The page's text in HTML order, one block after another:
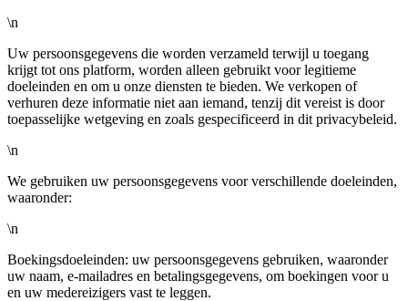
\n
Uw persoonsgegevens die worden verzameld terwijl u toegang
krijgt tot ons platform, worden alleen gebruikt voor legitieme
doeleinden en om u onze diensten te bieden. We verkopen of
verhuren deze informatie niet aan iemand, tenzij dit vereist is door
toepasselijke wetgeving en zoals gespecificeerd in dit privacybeleid.
\n
We gebruiken uw persoonsgegevens voor verschillende doeleinden,
waaronder:
\n
Boekingsdoeleinden: uw persoonsgegevens gebruiken, waaronder
uw naam, e-mailadres en betalingsgegevens, om boekingen voor u
en uw medereizigers vast te leggen.